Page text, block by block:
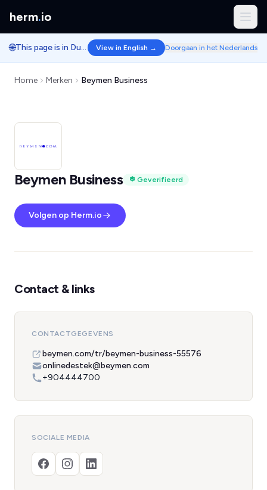
herm.io
🌐 This page is in Dutch. View in English → Doorgaan in het Nederlands
Home Merken Beymen Business
Beymen Business Geverifieerd
Volgen op Herm.io
Contact & links
CONTACTGEGEVENS
beymen.com/tr/beymen-business-55576
onlinedestek@beymen.com
+904444700
SOCIALE MEDIA